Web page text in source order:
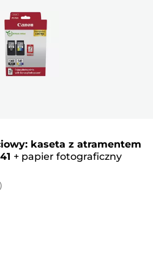
kaseta z atramentem
+ papier fotograficzny